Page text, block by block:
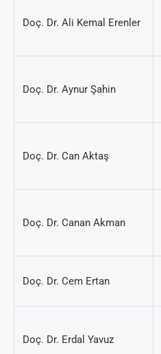
Doç. Dr. Ali Kemal Erenler
Doç. Dr. Aynur Şahin
Doç. Dr. Can Aktaş
Doç. Dr. Canan Akman
Doç. Dr. Cem Ertan
Doç. Dr. Erdal Yavuz